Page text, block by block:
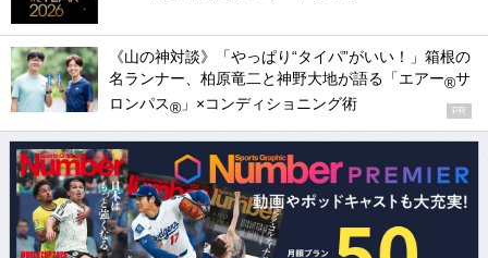
《山の神対談》「やっぱり“タイパ”がいい！」箱根の
名ランナー、柏原竜二と神野大地が語る「エアー®サ
ロンパス® 」×コンディショニング術 PR